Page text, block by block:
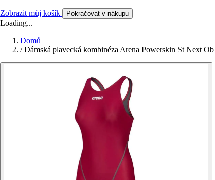
Zobrazit můj košík Pokračovat v nákupu
Loading...
Domů
/ Dámská plavecká kombinéza Arena Powerskin St Next Ob